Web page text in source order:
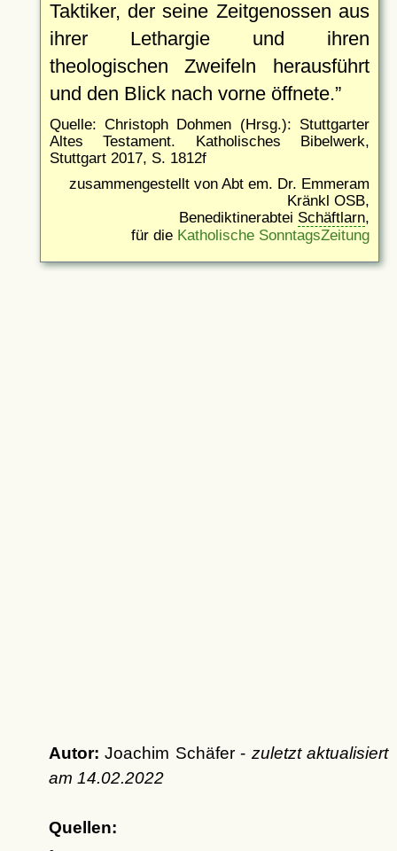
Taktiker, der seine Zeitgenossen aus
ihrer Lethargie und ihren
theologischen Zweifeln herausführt
und den Blick nach vorne öffnete.
Quelle: Christoph Dohmen (Hrsg.): Stuttgarter
Altes Testament. Katholisches Bibelwerk,
Stuttgart 2017, S. 1812f
zusammengestellt von Abt em. Dr. Emmeram
Kränkl OSB,
Benediktinerabtei Schäftlarn,
für die Katholische SonntagsZeitung
Autor: Joachim Schäfer - zuletzt aktualisiert
am 14.02.2022
Quellen: